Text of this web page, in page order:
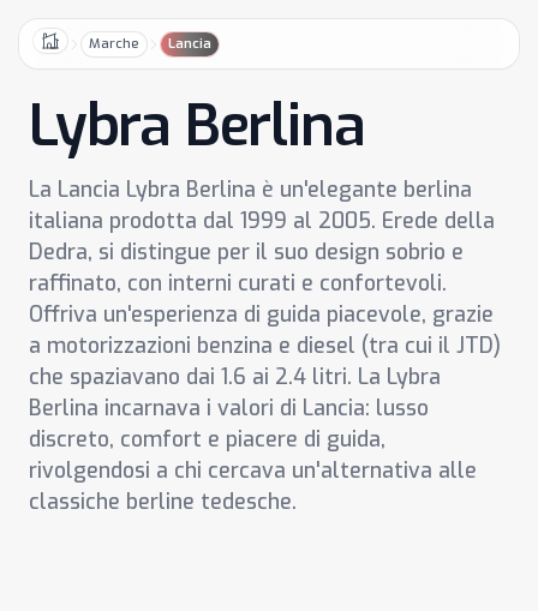
HomeMarche Lancia
Lybra Berlina
La Lancia Lybra Berlina è un'elegante berlina
italiana prodotta dal 1999 al 2005. Erede della
Dedra, si distingue per il suo design sobrio e
raffinato, con interni curati e confortevoli.
Offriva un'esperienza di guida piacevole, grazie
a motorizzazioni benzina e diesel (tra cui il JTD)
che spaziavano dai 1.6 ai 2.4 litri. La Lybra
Berlina incarnava i valori di Lancia: lusso
discreto, comfort e piacere di guida,
rivolgendosi a chi cercava un'alternativa alle
classiche berline tedesche.